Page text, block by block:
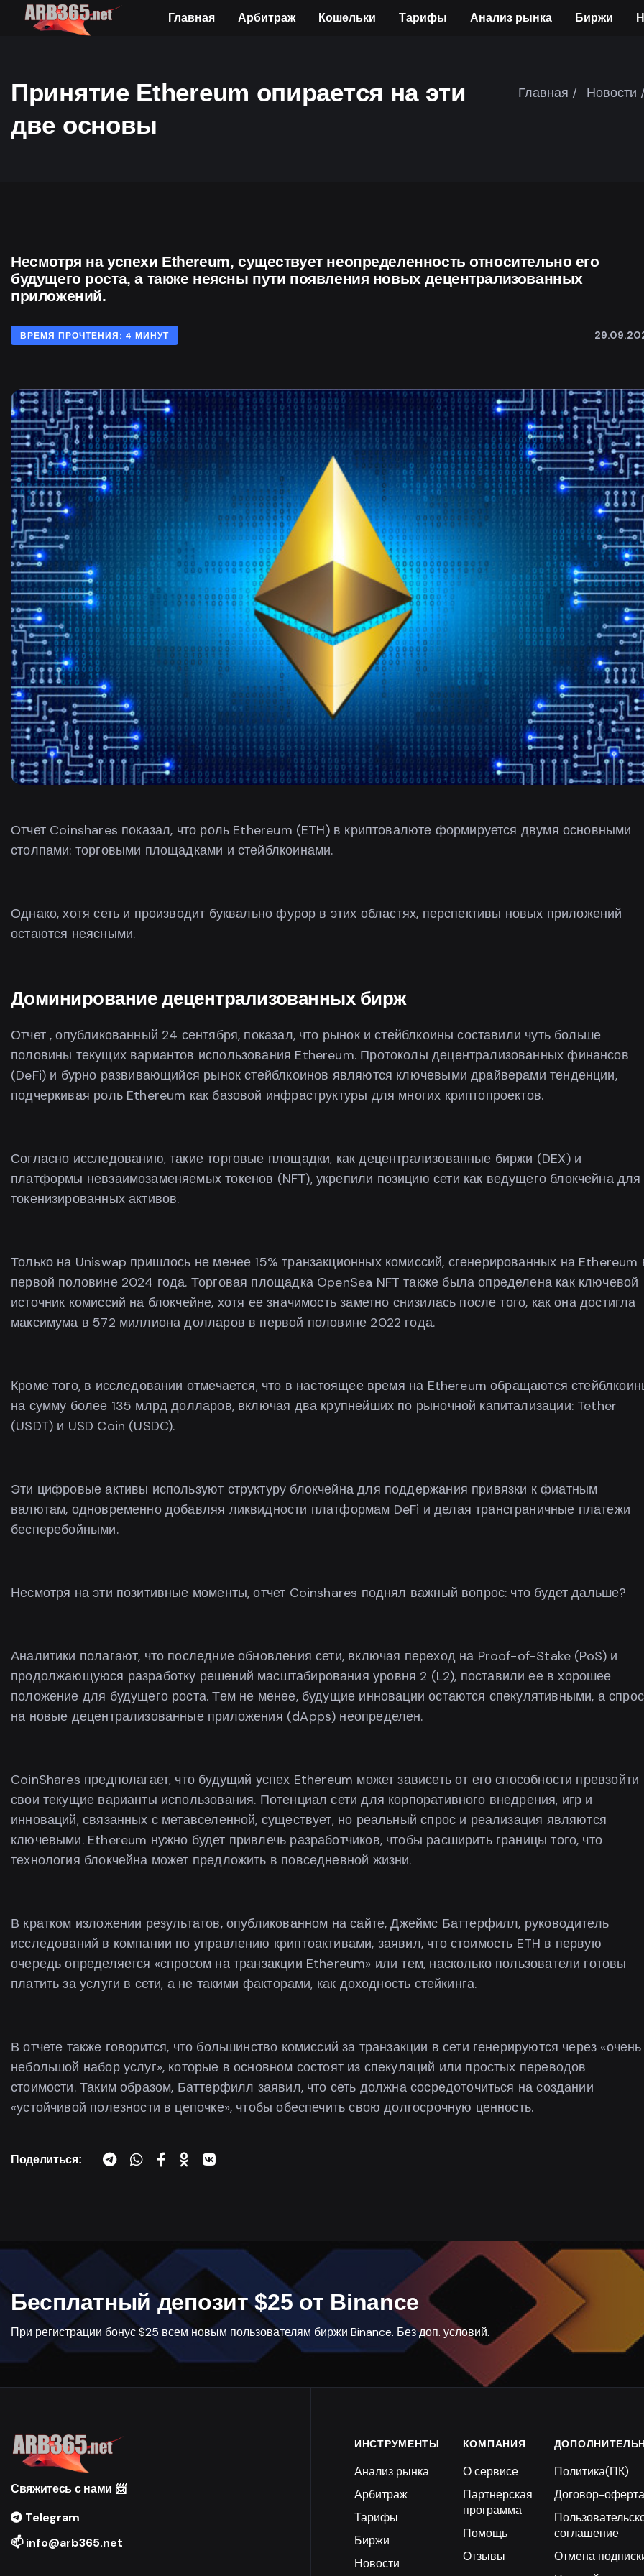
Главная Арбитраж Кошельки Тарифы Анализ рынка Биржи
Принятие Ethereum опирается на эти
две основы
Главная / Новости
Несмотря на успехи Ethereum, существует неопределенность относительно его
будущего роста, а также неясны пути появления новых децентрализованных
приложений.
ВРЕМЯ ПРОЧТЕНИЯ: 4 МИНУТ
Отчет Coinshares показал, что роль Ethereum (ETH) в криптовалюте формируется двумя основными
столпами: торговыми площадками и стейблкоинами.
Однако, хотя сеть и производит буквально фурор в этих областях, перспективы новых приложений
остаются неясными.
Доминирование децентрализованных бирж
Отчет , опубликованный 24 сентября, показал, что рынок и стейблкоины составили чуть больше
половины текущих вариантов использования Ethereum. Протоколы децентрализованных финансов
(DeFi) и бурно развивающийся рынок стейблкоинов являются ключевыми драйверами тенденции,
подчеркивая роль Ethereum как базовой инфраструктуры для многих криптопроектов.
Согласно исследованию, такие торговые площадки, как децентрализованные биржи (DEX) и
платформы невзаимозаменяемых токенов (NFT), укрепили позицию сети как ведущего блокчейна для
токенизированных активов.
Только на Uniswap пришлось не менее 15% транзакционных комиссий, сгенерированных на Ethereum
первой половине 2024 года. Торговая площадка OpenSea NFT также была определена как ключевой
источник комиссий на блокчейне, хотя ее значимость заметно снизилась после того, как она достигла
максимума в 572 миллиона долларов в первой половине 2022 года.
Кроме того, в исследовании отмечается, что в настоящее время на Ethereum обращаются
на сумму более 135 млрд долларов, включая два крупнейших по рыночной капитализации: Tether
(USDT) и USD Coin (USDC).
Эти цифровые активы используют структуру блокчейна для поддержания привязки к фиатным
валютам, одновременно добавляя ликвидности платформам DeFi и делая трансграничные платежи
бесперебойными.
Несмотря на эти позитивные моменты, отчет Coinshares поднял важный вопрос: что будет дальше?
Аналитики полагают, что последние обновления сети, включая переход на Proof-of-Stake (PoS) и
продолжающуюся разработку решений масштабирования уровня 2 (L2), поставили ее в хорошее
положение для будущего роста. Тем не менее, будущие инновации остаются спекулятивными, а спрос
на новые децентрализованные приложения (dApps) неопределен.
CoinShares предполагает, что будущий успех Ethereum может зависеть от его способности превзойти
свои текущие варианты использования. Потенциал сети для корпоративного внедрения, игр и
инноваций, связанных с метавселенной, существует, но реальный спрос и реализация являются
ключевыми. Ethereum нужно будет привлечь разработчиков, чтобы расширить границы того, что
технология блокчейна может предложить в повседневной жизни.
В кратком изложении результатов, опубликованном на сайте, Джеймс Баттерфилл, руководитель
исследований в компании по управлению криптоактивами, заявил, что стоимость ETH в первую
очередь определяется «спросом на транзакции Ethereum» или тем, насколько пользователи готовы
платить за услуги в сети, а не такими факторами, как доходность стейкинга.
В отчете также говорится, что большинство комиссий за транзакции в сети генерируются через «очень
небольшой набор услуг», которые в основном состоят из спекуляций или простых переводов
стоимости. Таким образом, Баттерфилл заявил, что сеть должна сосредоточиться на создании
«устойчивой полезности в цепочке», чтобы обеспечить свою долгосрочную ценность.
Поделиться:
Бесплатный депозит $25 от Binance
При регистрации бонус $25 всем новым пользователям биржи Binance. Без доп. условий.
Свяжитесь с нами 📨
Telegram
📫 info@arb365.net
ИНСТРУМЕНТЫ
Анализ рынка
Арбитраж
Тарифы
Биржи
Новости
КОМПАНИЯ
О сервисе
Партнерская
программа
Помощь
Отзывы
Политика(ПК)
Договор-оферта
соглашение
Отмена